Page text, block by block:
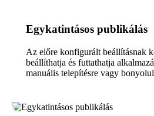
Egykatintásos publikálás
Az előre konfigurált beállításnak
beállíthatja és futtathatja
manuális telepítésre vagy